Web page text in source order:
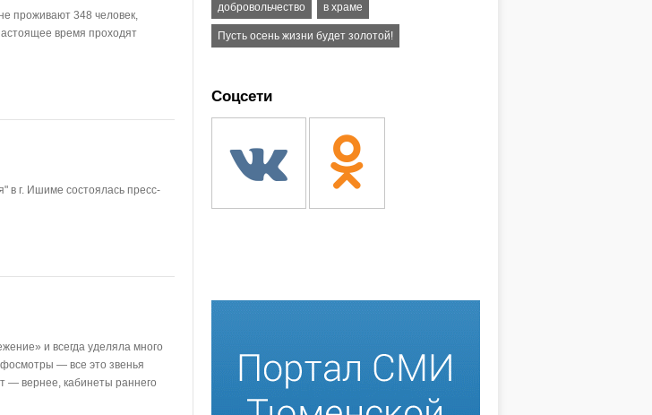
проживают 348 человек,
время проходят
в г. Ишиме состоялась пресс-
и всегда уделяла много
— все это звенья
— вернее, кабинеты раннего
добровольчество в храме
Пусть осень жизни будет золотой!
Соцсети